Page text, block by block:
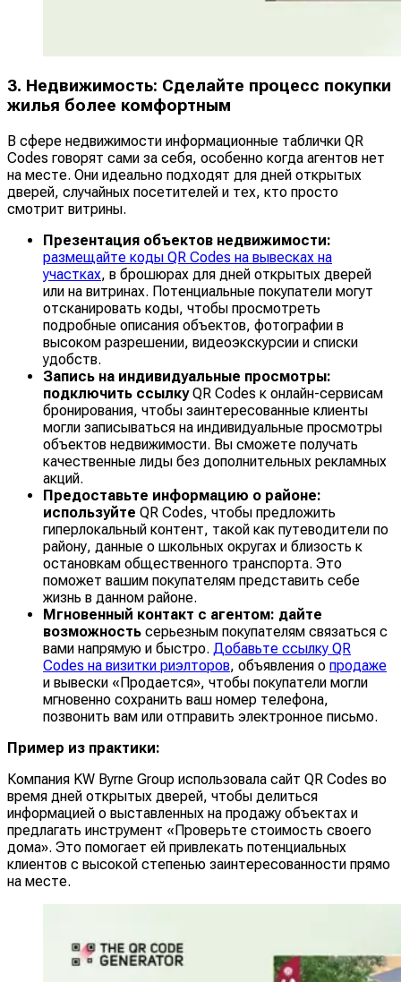
3. Недвижимость: Сделайте процесс покупки
жилья более комфортным
В сфере недвижимости информационные таблички QR
Codes говорят сами за себя, особенно когда агентов нет
на месте. Они идеально подходят для дней открытых
дверей, случайных посетителей и тех, кто просто
смотрит витрины.
Презентация объектов недвижимости:
размещайте коды QR Codes на вывесках на
участках, в брошюрах для дней открытых дверей
или на витринах. Потенциальные покупатели могут
отсканировать коды, чтобы просмотреть
подробные описания объектов, фотографии в
высоком разрешении, видеоэкскурсии и списки
удобств.
Запись на индивидуальные просмотры:
подключить ссылкуQR Codes к онлайн-сервисам
бронирования, чтобы заинтересованные клиенты
могли записываться на индивидуальные просмотры
объектов недвижимости. Вы сможете получать
качественные лиды без дополнительных рекламных
акций.
Предоставьте информацию о районе:
используйте QR Codes, чтобы предложить
гиперлокальный контент, такой как путеводители по
району, данные о школьных округах и близость к
остановкам общественного транспорта. Это
поможет вашим покупателям представить себе
жизнь в данном районе.
Мгновенный контакт с агентом: дайте
возможность серьезным покупателям связаться с
вами напрямую и быстро. Добавьте ссылку QR
Codes на визитки риэлторов, объявления о продаже
и вывески «Продается», чтобы покупатели могли
мгновенно сохранить ваш номер телефона,
позвонить вам или отправить электронное письмо.
Пример из практики:
Компания KW Byrne Group использовала сайт QR Codes во
время дней открытых дверей, чтобы делиться
информацией о выставленных на продажу объектах и
предлагать инструмент «Проверьте стоимость своего
дома». Это помогает ей привлекать потенциальных
клиентов с высокой степенью заинтересованности прямо
на месте.